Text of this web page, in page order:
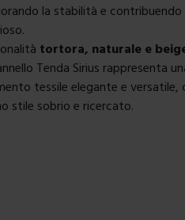
la stabilità e
tortora, naturale e
Tenda Sirius rappresenta
tessile elegante e versatile,
stile sobrio e ricercato.